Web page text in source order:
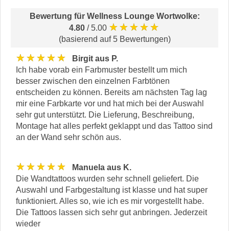
Bewertung für Wellness Lounge Wortwolke:
4.80 / 5.00 ★★★★★
(basierend auf 5 Bewertungen)
★★★★★
Birgit aus P.
Ich habe vorab ein Farbmuster bestellt um mich
besser zwischen den einzelnen Farbtönen
entscheiden zu können. Bereits am nächsten Tag lag
mir eine Farbkarte vor und hat mich bei der Auswahl
sehr gut unterstützt. Die Lieferung, Beschreibung,
Montage hat alles perfekt geklappt und das Tattoo sind
an der Wand sehr schön aus.
★★★★★
Manuela aus K.
Die Wandtattoos wurden sehr schnell geliefert. Die
Auswahl und Farbgestaltung ist klasse und hat super
funktioniert. Alles so, wie ich es mir vorgestellt habe.
Die Tattoos lassen sich sehr gut anbringen. Jederzeit
wieder